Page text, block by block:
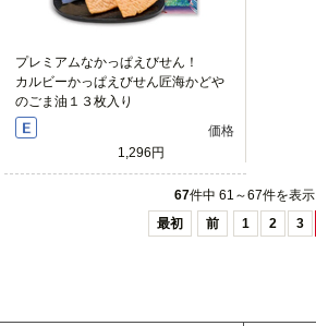
プレミアムなかっぱえびせん！
カルビーかっぱえびせん匠海かどや
のごま油１３枚入り
価格
1,296円
67件中 61～67件を表示
最初
前 1 2 3